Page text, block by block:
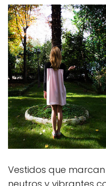
Vestidos que